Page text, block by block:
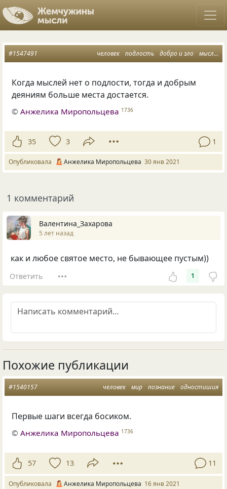
человек подлость добро и зло мысли
#1547491
Когда мыслей нет о подлости, тогда и добрым
деяниям больше места достается.
©Анжелика Миропольцева 1736
35 3 1
Опубликовала Анжелика Миропольцева 30 янв 2021
1 комментарий
Валентина_Захарова
5 лет назад
как и любое святое место, не бывающее пустым))
Ответить 1
Похожие публикации
человек мир познание одностишия
#1540157
Первые шаги всегда босиком.
©Анжелика Миропольцева 1736
57 13 11
Опубликовала Анжелика Миропольцева 16 янв 2021